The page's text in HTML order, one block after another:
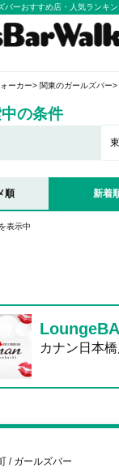
バーおすすめ店・人気ランキ
ーカー 関東のガールズバー
の条件
順 新着
表示中
カナン日本
/ ガールズバー